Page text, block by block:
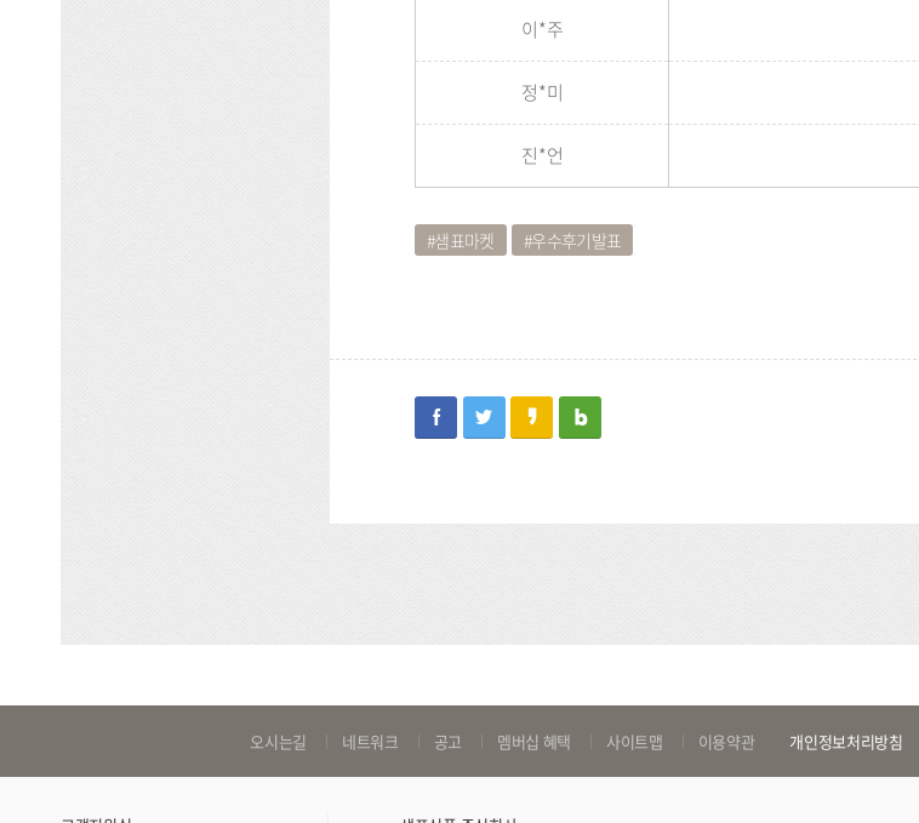
이*주
정*미
진*언
샘표마켓 우수후기발표
facebooktwitterkakaostory
blog
로
오시는길 네트워크 공고 멤버십 혜택 사이트맵 이용약관 개인정보처리방침